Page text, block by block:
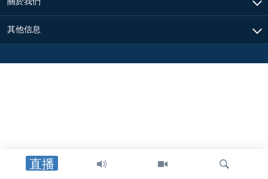
直播
其他信息